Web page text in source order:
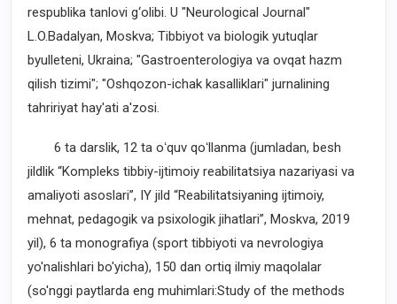
respublika tanlovi g‘olibi. U "Neurological Journal"
L.O.Badalyan, Moskva; Tibbiyot va biologik yutuqlar
byulleteni, Ukraina; "Gastroenterologiya va ovqat hazm
qilish tizimi"; "Oshqozon-ichak kasalliklari" jurnalining
tahririyat hay'ati a'zosi.
6 ta darslik, 12 ta oʻquv qoʻllanma (jumladan, besh
jildlik “Kompleks tibbiy-ijtimoiy reabilitatsiya nazariyasi va
amaliyoti asoslari”, IY jild “Reabilitatsiyaning ijtimoiy,
mehnat, pedagogik va psixologik jihatlari”, Moskva, 2019
yil), 6 ta monografiya (sport tibbiyoti va nevrologiya
yo'nalishlari bo'yicha), 150 dan ortiq ilmiy maqolalar
(so'nggi paytlarda eng muhimlari:Study of the methods